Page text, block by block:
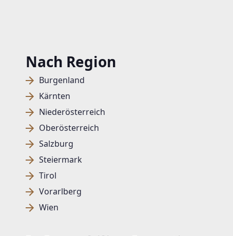
Nach Region
Burgenland
Kärnten
Niederösterreich
Oberösterreich
Salzburg
Steiermark
Tirol
Vorarlberg
Wien